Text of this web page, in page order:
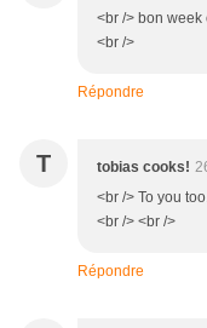
<br /> bon week
<br />
Répondre
T tobias cooks!
<br /> To you
<br /> <br />
Répondre